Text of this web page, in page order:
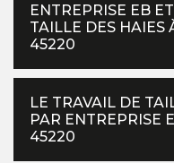
ENTREPRISE EB
TAILLE DES HAIES
45220
LE TRAVAIL DE
PAR ENTREPRISE
45220